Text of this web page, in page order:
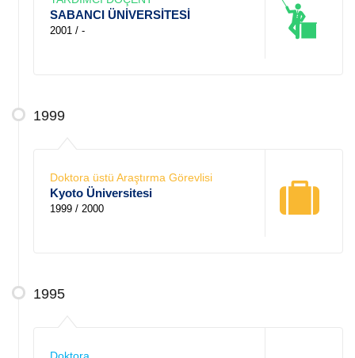
SABANCI ÜNİVERSİTESİ
2001 / -
1999
Doktora üstü Araştırma Görevlisi
Kyoto Üniversitesi
1999 / 2000
1995